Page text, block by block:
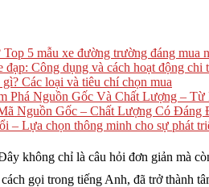
5 mẫu xe đường trường đáng mua
đạp: Công dụng và cách hoạt động chi
Các loại và tiêu chí chọn mua
Phá Nguồn Gốc Và Chất Lượng – Từ
Nguồn Gốc – Chất Lượng Có Đáng
– Lựa chọn thông minh cho sự phát
không chỉ là câu hỏi đơn giản mà
gọi trong tiếng Anh, đã trở thành